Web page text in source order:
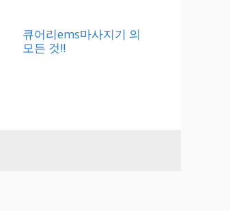
큐어리ems마사지기 의
모든 것!!